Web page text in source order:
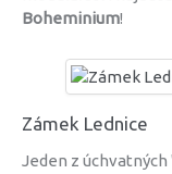
Boheminium!
Zámek Lednice
Jeden z